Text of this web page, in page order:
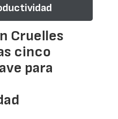
Cruelles
cinco
para